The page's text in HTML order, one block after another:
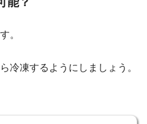
。
冷凍するようにしましょう。